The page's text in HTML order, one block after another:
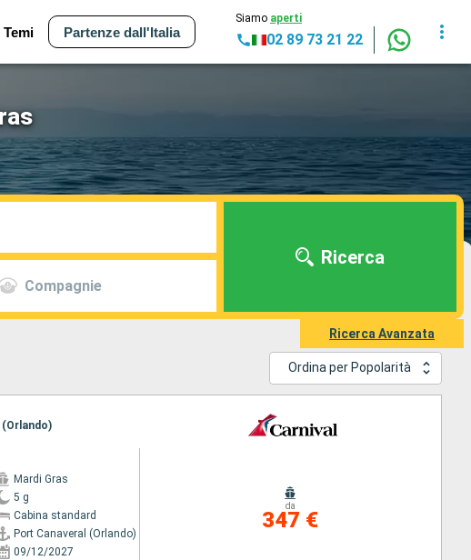
Temi Partenze dall'Italia
Siamo aperti
02 89 73 21 22
Compagnie
Ricerca
Ricerca Avanzata
Ordina per Popolarità
Mardi Gras
5 g
Cabina standard
Port Canaveral (Orlando)
09/12/2027
da
347 €